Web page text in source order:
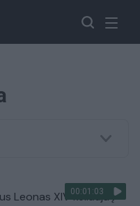
00:01:03
Leonas XIV keliauja į